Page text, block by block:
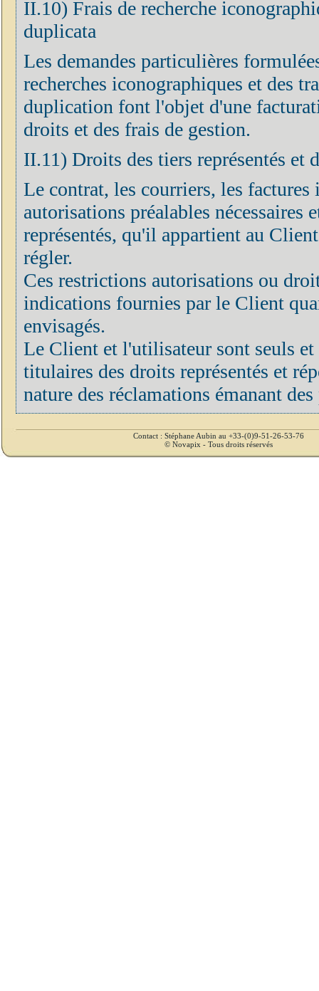
II.10) Frais de recherche
duplicata
Les demandes particulières
recherches iconographiques et des
duplication font l'objet d'une
droits et des frais de gestion.
II.11) Droits des tiers représentés et
Le contrat, les courriers, les
autorisations préalables
représentés, qu'il appartient au
régler.
Ces restrictions autorisations ou
indications fournies par le Client
envisagés.
Le Client et l'utilisateur sont seuls
titulaires des droits représentés et
nature des réclamations émanant
Contact : Stéphane Aubin au +33-(0)9-51-26-53-76
© Novapix - Tous droits réservés